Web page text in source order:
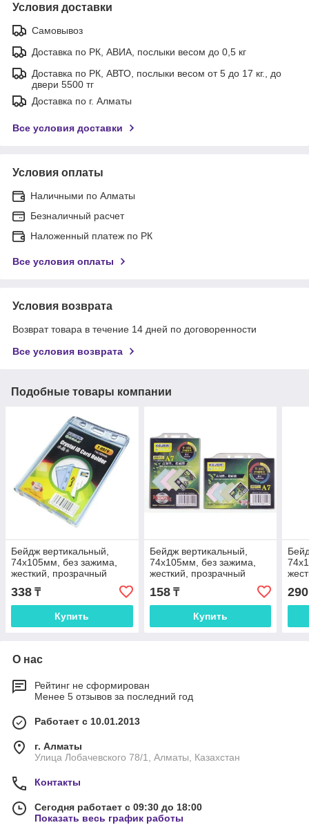
Условия доставки
Самовывоз
Доставка по РК, АВИА, послыки весом до 0,5 кг
Доставка по РК, АВТО, послыки весом от 5 до 17 кг., до
двери 5500 тг
Доставка по г. Алматы
Все условия доставки
Условия оплаты
Наличными по Алматы
Безналичный расчет
Наложенный платеж по РК
Все условия оплаты
Условия возврата
Возврат товара в течение 14 дней по договоренности
Все условия возврата
Подобные товары компании
Бейдж вертикальный,
74x105мм, без зажима,
жесткий, прозрачный
Kejea
338 ₸
Купить
Бейдж вертикальный,
74x105мм, без зажима,
жесткий, прозрачный
Kejea
158₸
Купить
290
О нас
Рейтинг не сформирован
Менее 5 отзывов за последний год
Работает с 10.01.2013
г. Алматы
Улица Лобачевского 78/1, Алматы, Казахстан
Контакты
Сегодня работает с 09:30 до 18:00
Показать весь график работы